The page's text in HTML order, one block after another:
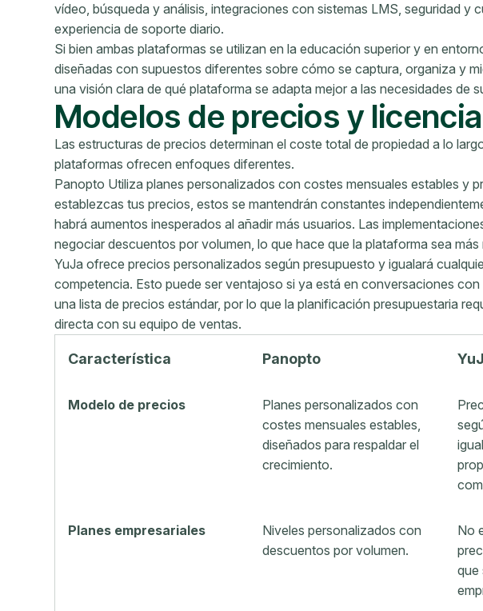
vídeo, búsqueda y análisis, integraciones con sistemas LMS, seguridad y
experiencia de soporte diario.
Si bien ambas plataformas se utilizan en la educación superior y en
diseñadas con supuestos diferentes sobre cómo se captura, organiza y
una visión clara de qué plataforma se adapta mejor a las necesidades de
Modelos de precios y
Las estructuras de precios determinan el coste total de propiedad a lo
plataformas ofrecen enfoques diferentes.
Panopto Utiliza planes personalizados con costes mensuales estables y
establezcas tus precios, estos se mantendrán constantes
habrá aumentos inesperados al añadir más usuarios. Las
negociar descuentos por volumen, lo que hace que la plataforma sea más
YuJa ofrece precios personalizados según presupuesto y igualará
competencia. Esto puede ser ventajoso si ya está en conversaciones
una lista de precios estándar, por lo que la planificación presupuestaria
directa con su equipo de ventas.
Característica Panopto
Modelo de precios
Planes personalizados con
costes mensuales estables,
diseñados para respaldar el
crecimiento.
Planes empresariales
Niveles personalizados con
descuentos por volumen.
No
que